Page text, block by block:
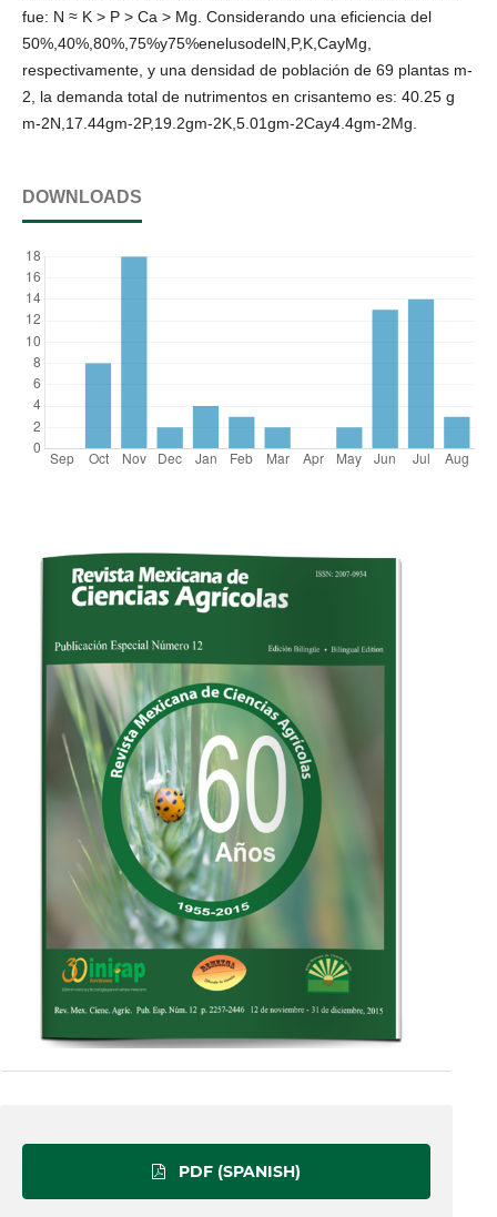
fue: N ≈ K ˃ P > Ca > Mg. Considerando una eficiencia del
50%,40%,80%,75%y75%enelusodelN,P,K,CayMg,
respectivamente, y una densidad de población de 69 plantas m-
2, la demanda total de nutrimentos en crisantemo es: 40.25 g
m-2N,17.44gm-2P,19.2gm-2K,5.01gm-2Cay4.4gm-2Mg.
DOWNLOADS
PDF (SPANISH)